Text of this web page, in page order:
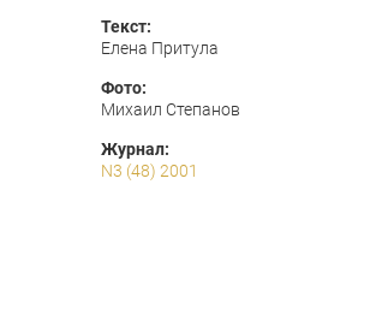
Текст:
Елена Притула
Фото:
Михаил Степанов
Журнал:
N3 (48) 2001